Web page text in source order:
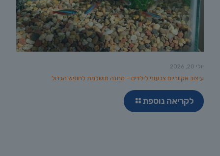
יולי 20, 2026
עיצוב אקווריום צבעוני לילדים – מתנה מושלמת לחופש הגדול
לקריאה נוספת